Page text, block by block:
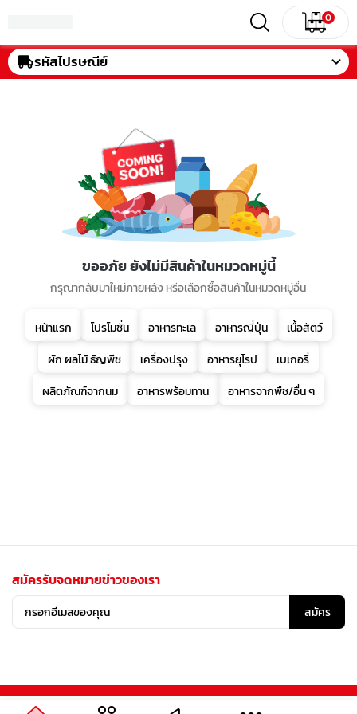
0
รหัสไปรษณีย์
ขออภัย ยังไม่มีสินค้าในหมวดหมู่นี้
กรุณากลับมาใหม่ภายหลัง หรือเลือกซื้อสินค้าในหมวดหมู่อื่น
หน้าแรก โปรโมชั่น อาหารทะเล อาหารญี่ปุ่น
เนื้อสัตว์
ผัก ผลไม้ ธัญพืช
เครื่องปรุง อาหารยุโรป
เบเกอรี่
ผลิตภัณฑ์จากนม
อาหารพร้อมทาน อาหารจากพืช/อื่น ๆ
สมัครรับจดหมายข่าวของเรา
สมัคร